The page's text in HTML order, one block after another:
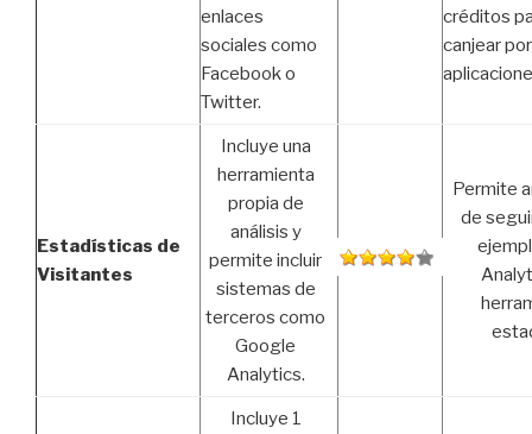
enlaces
sociales como
Facebook o
Twitter.
créditos
canjear
Estadísticas de
Visitantes
Incluye una
herramienta
propia de
análisis y
permite incluir
sistemas de
terceros como
Google
Analytics.
Permite
de
Incluye 1